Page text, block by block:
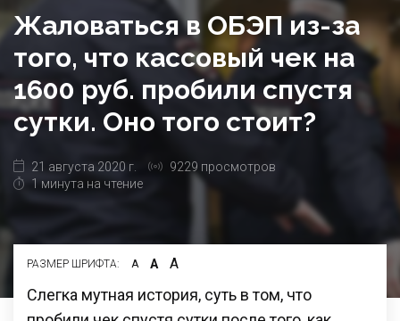
Жаловаться в ОБЭП из-за
того, что кассовый чек на
1600 руб. пробили спустя
сутки. Оно того стоит?
21 августа 2020 г.
9229 просмотров
1 минута на чтение
РАЗМЕР ШРИФТА: А А А
Слегка мутная история, суть в том, что